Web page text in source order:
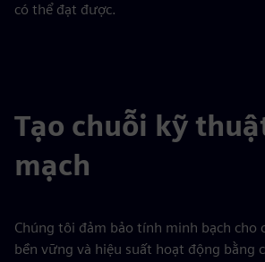
có thể đạt được.
Tạo chuỗi kỹ
mạch
Chúng tôi đảm bảo tính minh bạch cho
bền vững và hiệu suất hoạt động bằng